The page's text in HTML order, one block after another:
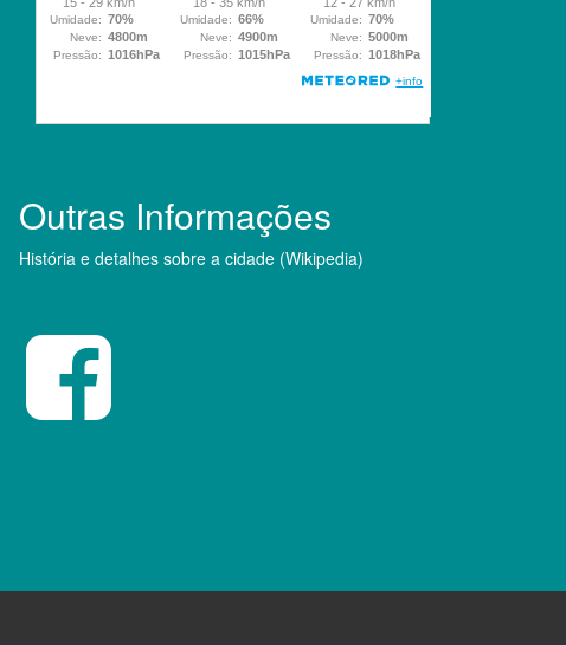
Outras Informações
História e detalhes sobre a cidade (Wikipedia)